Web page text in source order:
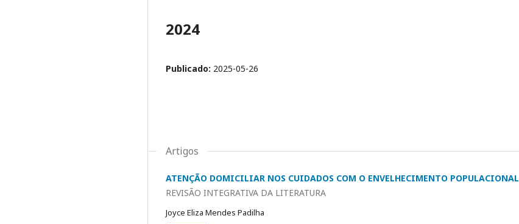
2024
Publicado: 2025-05-26
Artigos
ATENÇÃO DOMICILIAR NOS CUIDADOS COM O ENVELHECIMENTO POPULACIONAL
REVISÃO INTEGRATIVA DA LITERATURA
Joyce Eliza Mendes Padilha